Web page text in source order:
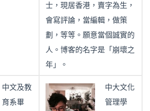
士，現居香港，賣字為生，
會寫評論，當編輯，做策
劃，等等。願意當個誠實的
人。博客的名字是「崩壞之
年」。
中文及教
育系畢
中大文化
管理學